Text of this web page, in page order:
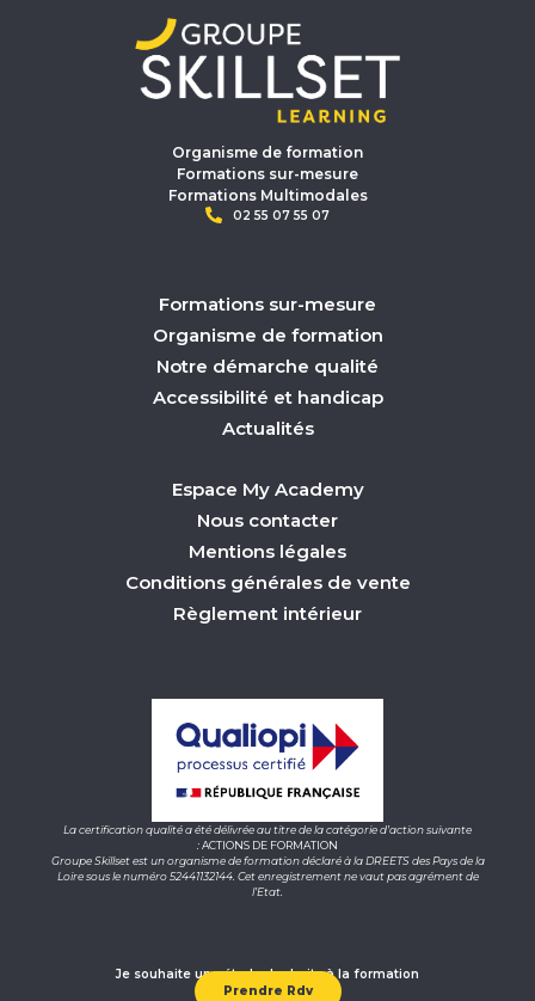
Organisme de formation
Formations sur-mesure
Formations Multimodales
02 55 07 55 07
Formations sur-mesure
Organisme de formation
Notre démarche qualité
Accessibilité et handicap
Actualités
Espace My Academy
Nous contacter
Mentions légales
Conditions générales de vente
Règlement intérieur
La certification qualité a été délivrée au titre de la catégorie d’action suivante
:ACTIONS DE FORMATION
Groupe Skillset est un organisme de formation déclaré à la DREETS des Pays de la
Loire sous le numéro 52441132144. Cet enregistrement ne vaut pas agrément de
l’Etat.
Je souhaite une étude de droits à la formation
Prendre Rdv